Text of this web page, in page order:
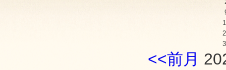
<<前月